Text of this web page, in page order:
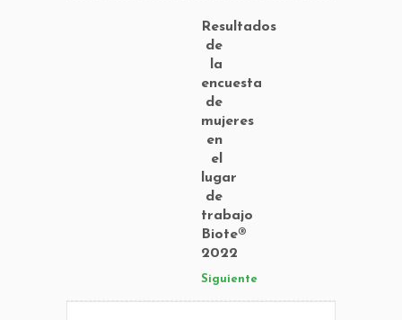
Resultados
de
la
encuesta
de
mujeres
en
el
lugar
de
trabajo
Biote®
2022
Siguiente